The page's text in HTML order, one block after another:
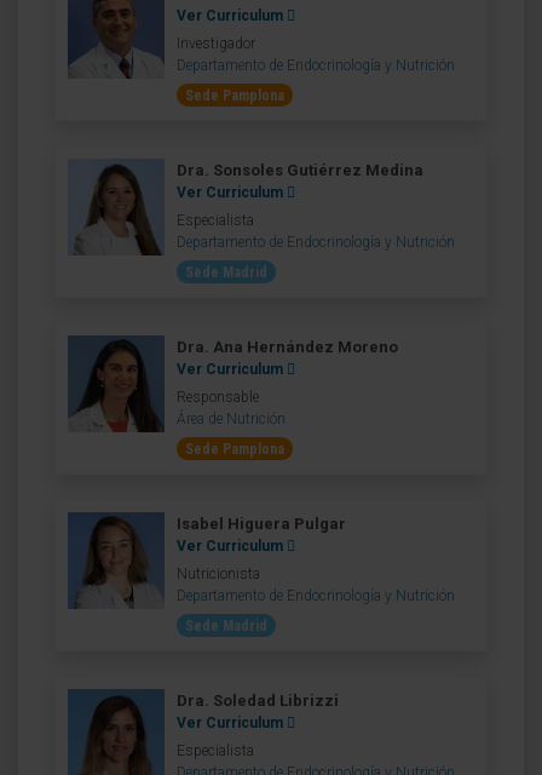
Ver Curriculum
Investigador
Departamento de Endocrinología y Nutrición
Sede Pamplona
Dra. Sonsoles Gutiérrez Medina
Ver Curriculum
Especialista
Departamento de Endocrinología y Nutrición
Sede Madrid
Dra. Ana Hernández Moreno
Ver Curriculum
Responsable
Área de Nutrición
Sede Pamplona
Isabel Higuera Pulgar
Ver Curriculum
Nutricionista
Departamento de Endocrinología y Nutrición
Sede Madrid
Dra. Soledad Librizzi
Ver Curriculum
Especialista